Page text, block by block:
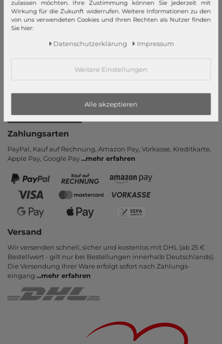
Informationen
Rücksendung
Rückrufservice
Vertrag widerrufen
Zahlungsarten
PayPal, Kauf auf Rechnung, Amazon Pay, Vor­kasse, Kredit­karte,
Apple Pay, Google Pay...mehr erfahren
Versand
Wir versenden schnell, sicher und kostenlos mit DHL (ab 25 €
Bestell­wert - gilt nur bei Bestel­lungen inner­halb Deutsch­lands).
Die Ver­sendung Ihrer Ware er­folgt sofort nach Zahlungs­
eingang ...mehr erfahren
zulassen möchten. Ihre Zustimmung können Sie jederzeit mit
Wirkung für die Zukunft widerrufen. Weitere Informationen zu den
von uns verwendeten Cookies und Ihren Rechten als Nutzer finden
Sie hier:
Daten­schutz­erklärung Impressum
Weitere Einstellungen
Alle akzeptieren